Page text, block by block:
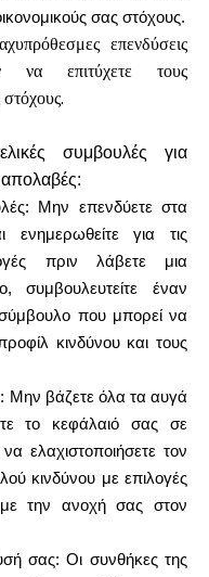
σας στόχους.
επενδύσεις
επιτύχετε τους
συμβουλές για
Μην επενδύετε στα
ενημερωθείτε για τις
πριν λάβετε μια
συμβουλευτείτε έναν
σύμβουλο που μπορεί να
κινδύνου και τους
Μην βάζετε όλα τα αυγά
το κεφάλαιό σας σε
ελαχιστοποιήσετε τον
κινδύνου με επιλογές
την ανοχή σας στον
σας: Οι συνθήκες της